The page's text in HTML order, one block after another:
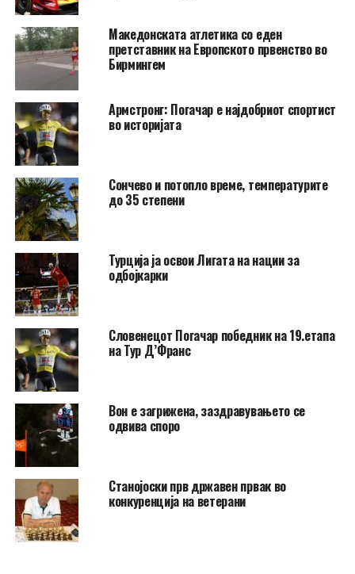
Македонската атлетика со еден
претставник на Европското првенство во
Бирмингем
Армстронг: Погачар е најдобриот спортист
во историјата
Сончево и потопло време, температурите
до 35 степени
Турција ја освои Лигата на нации за
одбојкарки
Словенецот Погачар победник на 19.етапа
на Тур Д’Франс
Вон е загрижена, заздравувањето се
одвива споро
Станојоски прв државен првак во
конкуренција на ветерани